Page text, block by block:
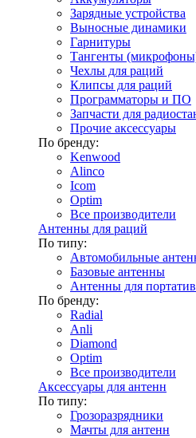
Зарядные устройства
Выносные динамики
Гарнитуры
Тангенты
Чехлы для раций
Клипсы для раций
Программаторы и ПО
Запчасти для
Прочие аксессуары
По бренду:
Kenwood
Alinco
Icom
Optim
Все производители
Антенны для раций
По типу:
Автомобильные
Базовые антенны
Антенны для
По бренду:
Radial
Anli
Diamond
Optim
Все производители
Аксессуары для антенн
По типу:
Грозоразрядники
Мачты для антенн